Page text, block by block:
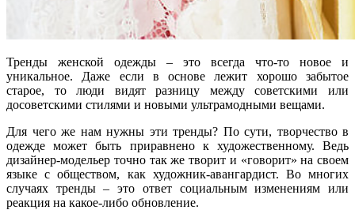
Тренды женской одежды – это всегда что-то новое и
уникальное. Даже если в основе лежит хорошо забытое
старое, то люди видят разницу между советскими или
досоветскими стилями и новыми ультрамодными вещами.
Для чего же нам нужны эти тренды? По сути, творчество в
одежде может быть приравнено к художественному. Ведь
дизайнер-модельер точно так же творит и «говорит» на своем
языке с обществом, как художник-авангардист. Во многих
случаях тренды – это ответ социальным изменениям или
реакция на какое-либо обновление.